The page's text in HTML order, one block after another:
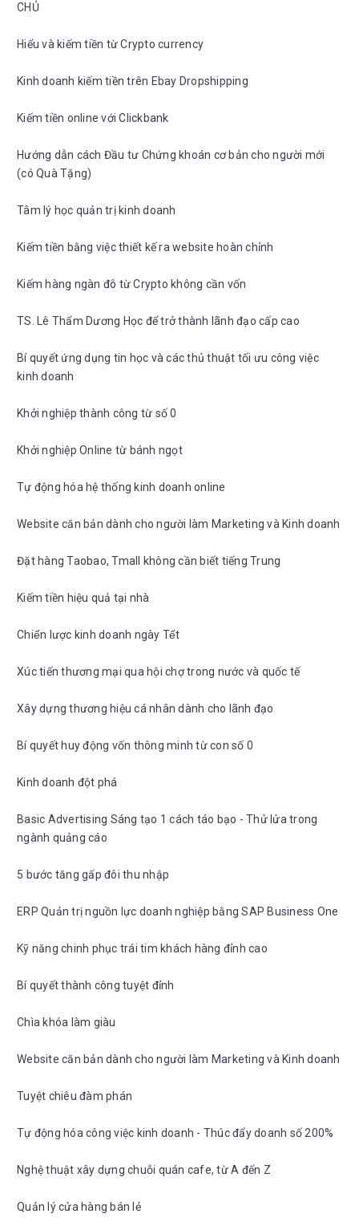
CHỦ
Hiểu và kiếm tiền từ Crypto currency
Kinh doanh kiếm tiền trên Ebay Dropshipping
Kiếm tiền online với Clickbank
Hướng dẫn cách Đầu tư Chứng khoán cơ bản cho người mới
(có Quà Tặng)
Tâm lý học quản trị kinh doanh
Kiếm tiền bằng việc thiết kế ra website hoàn chỉnh
Kiếm hàng ngàn đô từ Crypto không cần vốn
TS. Lê Thẩm Dương Học để trở thành lãnh đạo cấp cao
Bí quyết ứng dụng tin học và các thủ thuật tối ưu công việc
kinh doanh
Khởi nghiệp thành công từ số 0
Khởi nghiệp Online từ bánh ngọt
Tự động hóa hệ thống kinh doanh online
Website căn bản dành cho người làm Marketing và Kinh doanh
Đặt hàng Taobao, Tmall không cần biết tiếng Trung
Kiếm tiền hiệu quả tại nhà
Chiến lược kinh doanh ngày Tết
Xúc tiến thương mại qua hội chợ trong nước và quốc tế
Xây dựng thương hiệu cá nhân dành cho lãnh đạo
Bí quyết huy động vốn thông minh từ con số 0
Kinh doanh đột phá
Basic Advertising Sáng tạo 1 cách táo bạo - Thử lửa trong
ngành quảng cáo
5 bước tăng gấp đôi thu nhập
ERP Quản trị nguồn lực doanh nghiệp bằng SAP Business One
Kỹ năng chinh phục trái tim khách hàng đỉnh cao
Bí quyết thành công tuyệt đỉnh
Chìa khóa làm giàu
Website căn bản dành cho người làm Marketing và Kinh doanh
Tuyệt chiêu đàm phán
Tự động hóa công việc kinh doanh - Thúc đẩy doanh số 200%
Nghệ thuật xây dựng chuỗi quán cafe, từ A đến Z
Quản lý cửa hàng bán lẻ